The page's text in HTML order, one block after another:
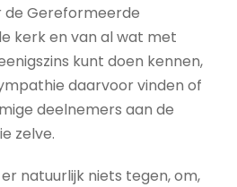
Gereformeerde
kerk en van al wat met
kunt doen kennen,
daarvoor vinden of
deelnemers aan de
zelve.
natuurlijk niets tegen, om,